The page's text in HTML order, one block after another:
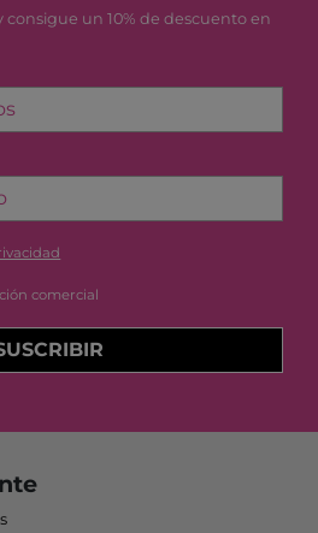
consigue un 10% de descuento en
comercial